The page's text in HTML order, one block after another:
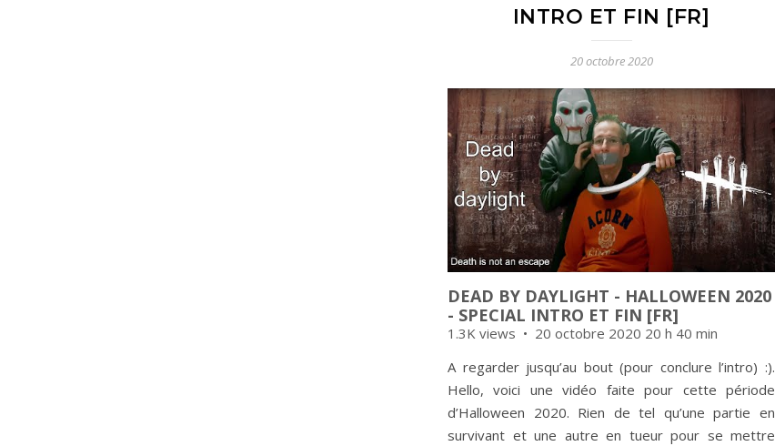
INTRO ET FIN [FR]
20 octobre 2020
DEAD BY DAYLIGHT - HALLOWEEN 2020
- SPECIAL INTRO ET FIN [FR]
1.3K views
20 octobre 2020 20 h 40 min
A regarder jusqu’au bout (pour conclure l’intro) :).
Hello, voici une vidéo faite pour cette période
d’Halloween 2020. Rien de tel qu’une partie en
survivant et une autre en tueur pour se mettre